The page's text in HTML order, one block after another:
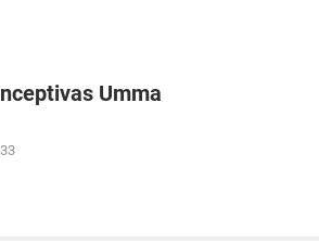
Umma